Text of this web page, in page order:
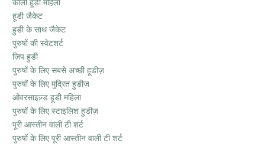
काली हूडी महिला
हूडी जैकेट
हुडी के साथ जैकेट
पुरुषों की स्वेटशर्ट
ज़िप हुडी
पुरुषों के लिए सबसे अच्छी हूडीज़
पुरुषों के लिए मुद्रित हुडीज़
ओवरसाइज़्ड हूडी महिला
पुरुषों के लिए स्टाइलिश हुडीज़
पूरी आस्तीन वाली टी शर्ट
पुरुषों के लिए पूरी आस्तीन वाली टी शर्ट